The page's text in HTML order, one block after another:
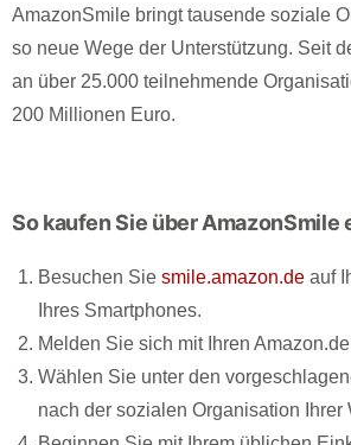
AmazonSmile bringt tausende soziale
so neue Wege der Unterstützung. Seit
an über 25.000 teilnehmende
200 Millionen Euro.
So kaufen Sie über AmazonSmile
Besuchen Sie smile.amazon.de auf
Ihres Smartphones.
Melden Sie sich mit Ihren
Wählen Sie unter den
nach der sozialen Organisation Ihrer